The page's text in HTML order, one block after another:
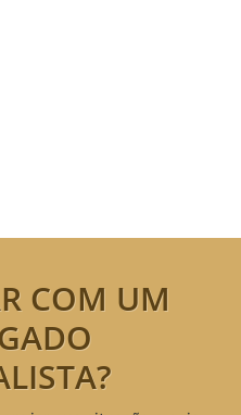
COM UM